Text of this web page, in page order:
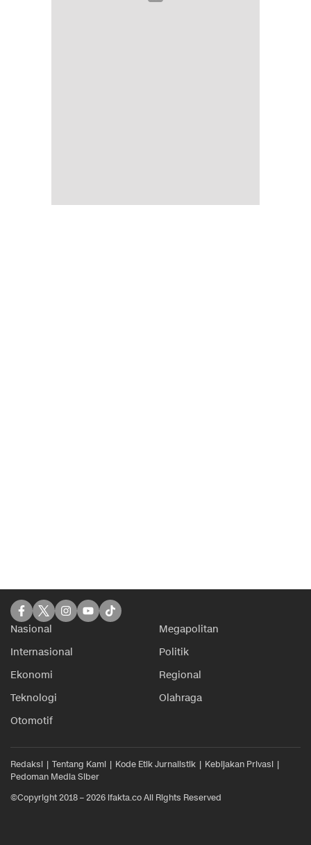
Nasional
Megapolitan
Internasional
Politik
Ekonomi
Regional
Teknologi
Olahraga
Otomotif
Redaksi Tentang Kami Kode Etik Jurnalistik
Kebijakan Privasi
Pedoman Media Siber
©Copyright 2018 – 2026 ifakta.co All Rights Reserved